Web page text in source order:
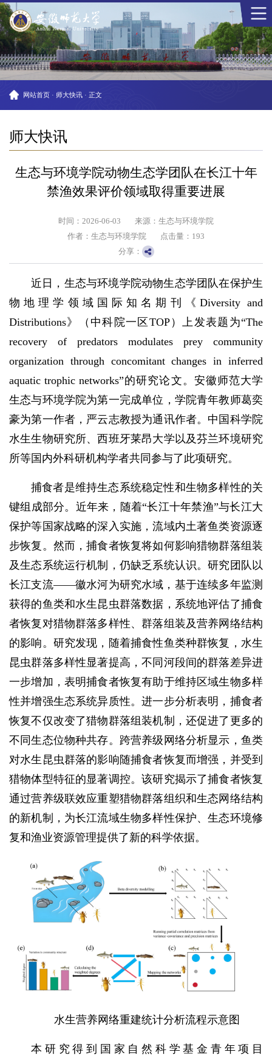
网站首页 · 师大快讯 · 正文
师大快讯
生态与环境学院动物生态学团队在长江十年
禁渔效果评价领域取得重要进展
时间：2026-06-03
来源：生态与环境学院
作者：生态与环境学院
点击量： 193
分享：
近日，生态与环境学院动物生态学团队在保护生
物地理学领域国际知名期刊《Diversity and
Distributions》（中科院一区TOP）上发表题为“The
recovery of predators modulates prey community
organization through concomitant changes in inferred
aquatic trophic networks”的研究论文。安徽师范大学
生态与环境学院为第一完成单位，学院青年教师葛奕
豪为第一作者，严云志教授为通讯作者。中国科学院
水生生物研究所、西班牙莱昂大学以及芬兰环境研究
所等国内外科研机构学者共同参与了此项研究。
捕食者是维持生态系统稳定性和生物多样性的关
键组成部分。近年来，随着“长江十年禁渔”与长江大
保护等国家战略的深入实施，流域内土著鱼类资源逐
步恢复。然而，捕食者恢复将如何影响猎物群落组装
及生态系统运行机制，仍缺乏系统认识。研究团队以
长江支流——徽水河为研究水域，基于连续多年监测
获得的鱼类和水生昆虫群落数据，系统地评估了捕食
者恢复对猎物群落多样性、群落组装及营养网络结构
的影响。研究发现，随着捕食性鱼类种群恢复，水生
昆虫群落多样性显著提高，不同河段间的群落差异进
一步增加，表明捕食者恢复有助于维持区域生物多样
性并增强生态系统异质性。进一步分析表明，捕食者
恢复不仅改变了猎物群落组装机制，还促进了更多的
不同生态位物种共存。跨营养级网络分析显示，鱼类
对水生昆虫群落的影响随捕食者恢复而增强，并受到
猎物体型特征的显著调控。该研究揭示了捕食者恢复
通过营养级联效应重塑猎物群落组织和生态网络结构
的新机制，为长江流域生物多样性保护、生态环境修
复和渔业资源管理提供了新的科学依据。
水生营养网络重建统计分析流程示意图
本研究得到国家自然科学基金青年项目